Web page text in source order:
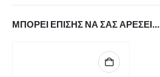
ΜΠΟΡΕΊ ΕΠΊΣΗΣ ΝΑ ΣΑΣ ΑΡΈΣΕΙ…